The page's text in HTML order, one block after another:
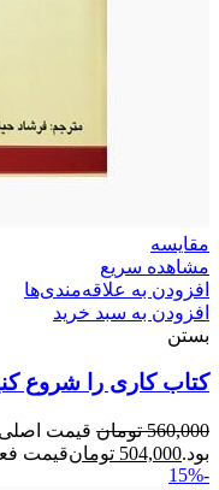
مقایسه
مشاهده سریع
افزودن به علاقه‌مندی‌ها
افزودن به سبد خرید
بستن
کتاب کاری را شروع
560,000 تومان
بود.504,000 تومانقیمت فعلی:
-15%